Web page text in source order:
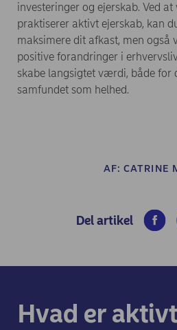
investeringer og ejerskab. Ved
praktiserer aktivt ejerskab, kan
maksimere dit afkast, men også
positive forandringer i
skabe langsigtet værdi, både for
samfundet som helhed.
AF:CATRINE
Del artikel
Hvad er